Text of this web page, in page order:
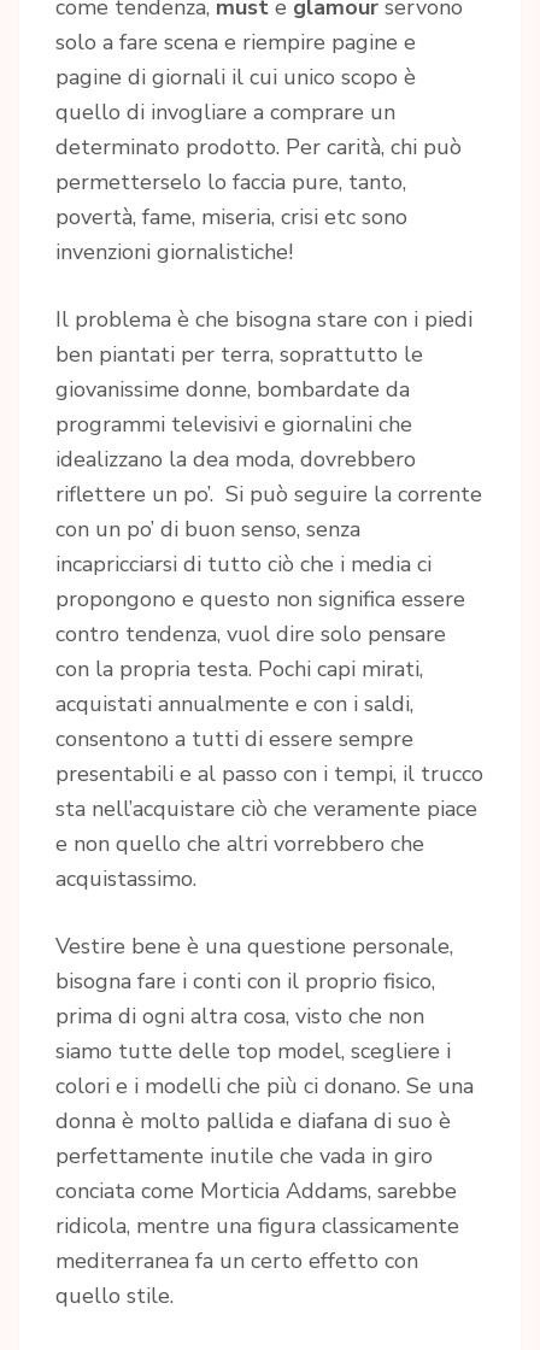
come tendenza, must e glamour servono
solo a fare scena e riempire pagine e
pagine di giornali il cui unico scopo è
quello di invogliare a comprare un
determinato prodotto. Per carità, chi può
permetterselo lo faccia pure, tanto,
povertà, fame, miseria, crisi etc sono
invenzioni giornalistiche!
Il problema è che bisogna stare con i piedi
ben piantati per terra, soprattutto le
giovanissime donne, bombardate da
programmi televisivi e giornalini che
idealizzano la dea moda, dovrebbero
riflettere un po’. Si può seguire la corrente
con un po’ di buon senso, senza
incapricciarsi di tutto ciò che i media ci
propongono e questo non significa essere
contro tendenza, vuol dire solo pensare
con la propria testa. Pochi capi mirati,
acquistati annualmente e con i saldi,
consentono a tutti di essere sempre
presentabili e al passo con i tempi, il trucco
sta nell’acquistare ciò che veramente piace
e non quello che altri vorrebbero che
acquistassimo.
Vestire bene è una questione personale,
bisogna fare i conti con il proprio fisico,
prima di ogni altra cosa, visto che non
siamo tutte delle top model, scegliere i
colori e i modelli che più ci donano. Se una
donna è molto pallida e diafana di suo è
perfettamente inutile che vada in giro
conciata come Morticia Addams, sarebbe
ridicola, mentre una figura classicamente
mediterranea fa un certo effetto con
quello stile.